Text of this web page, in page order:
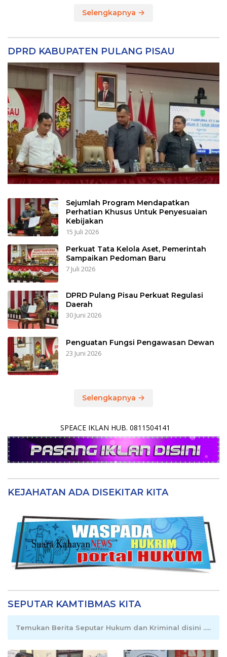
Selengkapnya
DPRD KABUPATEN PULANG PISAU
Sejumlah Program Mendapatkan
Perhatian Khusus Untuk Penyesuaian
Kebijakan
15 Juli 2026
Perkuat Tata Kelola Aset, Pemerintah
Sampaikan Pedoman Baru
7 Juli 2026
DPRD Pulang Pisau Perkuat Regulasi
Daerah
30 Juni 2026
Penguatan Fungsi Pengawasan Dewan
23 Juni 2026
Selengkapnya
SPEACE IKLAN HUB. 0811504141
KEJAHATAN ADA DISEKITAR KITA
SEPUTAR KAMTIBMAS KITA
Temukan Berita Seputar Hukum dan Kriminal disini .....